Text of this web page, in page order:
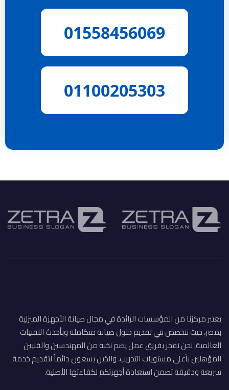
01558456069
01100205303
يعتبر مركزنا من المؤسسات الرائدة في مجال صيانة الأجهزة المنزلية
بمصر، حيث نتخصص في تقديم حلول صيانة متكاملة وبأحدث التقنيات
العالمية. نحن نفخر بفريق عمل يضم نخبة من المهندسين والفنيين
المؤهلين بأعلى مستويات التدريب، والذين يسعون دائماً لتقديم خدمة
سريعة ودقيقة تضمن استعادة أجهزتكم لكفاءتها الأصلية.